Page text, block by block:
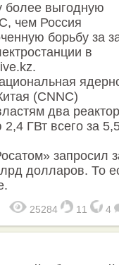
более выгодную
чем Россия
борьбу за
в
(CNNC)
два
ГВт всего за
запросил
долларов. То
25284 11 4